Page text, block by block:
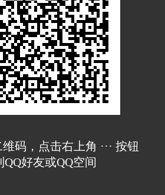
码，点击右上角 ··· 按钮
QQ好友或QQ空间